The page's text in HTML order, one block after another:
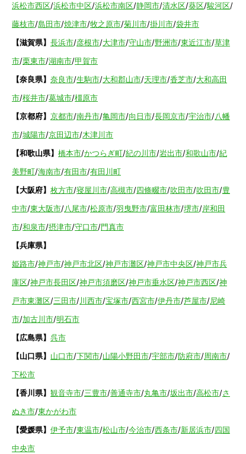
浜松市西区/浜松市中区/浜松市南区/静岡市/清水区/葵区/駿河区/
藤枝市/島田市/焼津市/牧之原市/菊川市/掛川市/袋井市
【滋賀県】 長浜市/彦根市/大津市/守山市/野洲市/東近江市/草津
市/栗東市/湖南市/甲賀市
【奈良県】 奈良市/生駒市/大和郡山市/天理市/香芝市/大和高田
市/桜井市/葛城市/橿原市
【京都府】 京都市/南丹市/亀岡市/向日市/長岡京市/宇治市/八幡
市/城陽市/京田辺市/木津川市
【和歌山県】 橋本市/かつらぎ町/紀の川市/岩出市/和歌山市/紀
美野町/海南市/有田市/有田川町
【大阪府】 枚方市/寝屋川市/高槻市/四條畷市/吹田市/吹田市/豊
中市/東大阪市/八尾市/松原市/羽曳野市/富田林市/堺市/岸和田
市/和泉市/摂津市/守口市/門真市
【兵庫県】
姫路市/神戸市/神戸市北区/神戸市灘区/神戸市中央区/神戸市兵
庫区/神戸市長田区/神戸市須磨区/神戸市垂水区/神戸市西区/神
戸市東灘区/三田市/川西市/宝塚市/西宮市/伊丹市/芦屋市/尼崎
市/加古川市/明石市
【広島県】 呉市
【山口県】 山口市/下関市/山陽小野田市/宇部市/防府市/周南市/
下松市
【香川県】 観音寺市/三豊市/善通寺市/丸亀市/坂出市/高松市/さ
ぬき市/東かがわ市
【愛媛県】 伊予市/東温市/松山市/今治市/西条市/新居浜市/四国
中央市